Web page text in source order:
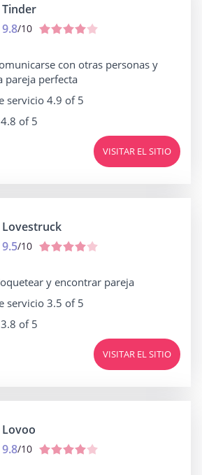
Tinder
9.8/10
con otras personas y
pareja perfecta
servicio 4.9 of 5
4.8 of 5
VISITAR EL SITIO
Lovestruck
9.5/10
y encontrar pareja
servicio 3.5 of 5
3.8 of 5
VISITAR EL SITIO
Lovoo
9.8/10